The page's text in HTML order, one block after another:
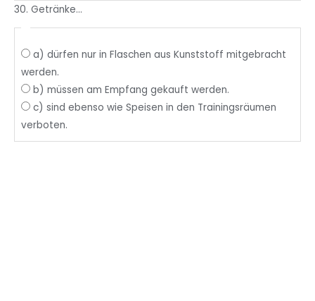
30. Getränke...
a) dürfen nur in Flaschen aus Kunststoff mitgebracht
werden.
b) müssen am Empfang gekauft werden.
c) sind ebenso wie Speisen in den Trainingsräumen
verboten.